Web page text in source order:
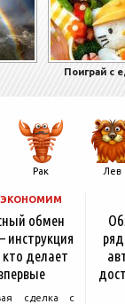
Поиграй с
Рак Лев
обмен
делает
сделка с